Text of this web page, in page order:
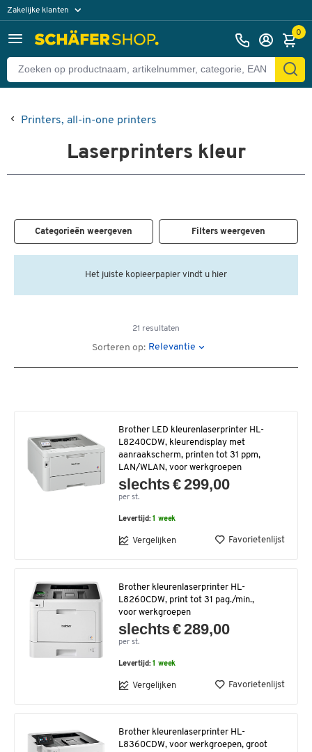
Zakelijke klanten
Particuliere klanten 0
Printers, all-in-one printers
Laserprinters kleur
Categorieën weergeven Filters weergeven
Het juiste kopieerpapier vindt u hier
21 resultaten
Sorteren op: Relevantie
Brother LED kleurenlaserprinter HL-
L8240CDW, kleurendisplay met
aanraakscherm, printen tot 31 ppm,
LAN/WLAN, voor werkgroepen
slechts € 299,00
per st.
Levertijd:1 week
Vergelijken Favorietenlijst
Brother kleurenlaserprinter HL-
L8260CDW, print tot 31 pag./min.,
voor werkgroepen
slechts € 289,00
per st.
Levertijd:1 week
Vergelijken Favorietenlijst
Brother kleurenlaserprinter HL-
L8360CDW, voor werkgroepen, groot